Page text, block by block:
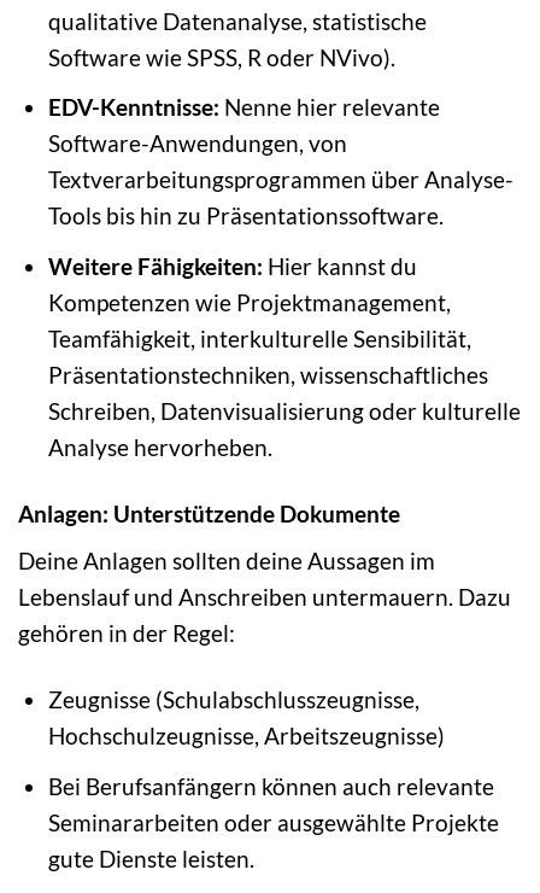
qualitative Datenanalyse, statistische
Software wie SPSS, R oder NVivo).
EDV-Kenntnisse: Nenne hier relevante
Software-Anwendungen, von
Textverarbeitungsprogrammen über Analyse-
Tools bis hin zu Präsentationssoftware.
Weitere Fähigkeiten: Hier kannst du
Kompetenzen wie Projektmanagement,
Teamfähigkeit, interkulturelle Sensibilität,
Präsentationstechniken, wissenschaftliches
Schreiben, Datenvisualisierung oder kulturelle
Analyse hervorheben.
Anlagen: Unterstützende Dokumente
Deine Anlagen sollten deine Aussagen im
Lebenslauf und Anschreiben untermauern. Dazu
gehören in der Regel:
Zeugnisse (Schulabschlusszeugnisse,
Hochschulzeugnisse, Arbeitszeugnisse)
Bei Berufsanfängern können auch relevante
Seminararbeiten oder ausgewählte Projekte
gute Dienste leisten.